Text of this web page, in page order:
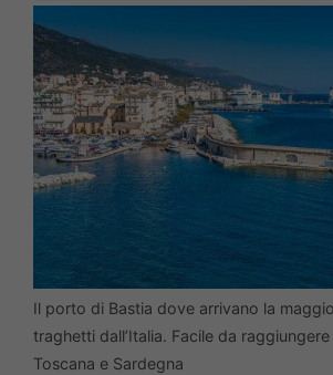
Il porto di Bastia dove arrivano la
traghetti dall’Italia. Facile da
Toscana e Sardegna